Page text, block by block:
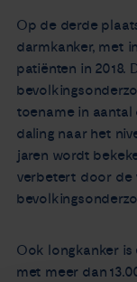
Op de derde
darmkanker, met
patiënten in 2018.
toename in aantal
daling naar het
jaren wordt
verbetert door de
Ook longkanker
met meer dan